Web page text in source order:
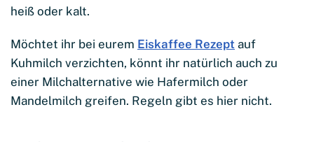
heiß oder kalt.
Möchtet ihr bei eurem Eiskaffee Rezept auf
Kuhmilch verzichten, könnt ihr natürlich auch zu
einer Milchalternative wie Hafermilch oder
Mandelmilch greifen. Regeln gibt es hier nicht.